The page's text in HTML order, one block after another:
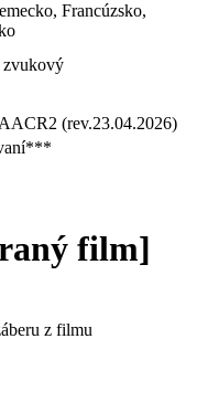
Francúzsko,
zvukový
(rev.23.04.2026)
film]
z filmu